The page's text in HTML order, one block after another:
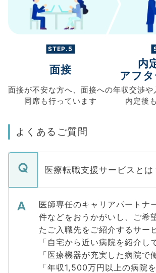
STEP.5
面接
面接が不安な方へ、 面接への
同席も行っています
内
アフ
年収交渉や
内定後
よくあるご質問
医療転職支援サービスとは
医師専任のキャリアパートナ
件などをおうかがいし、ご希
たご入職先をご紹介するサー
「自宅から近い病院を紹介し
「医療機器が充実した病院で
「年収1,500万円以上の病院